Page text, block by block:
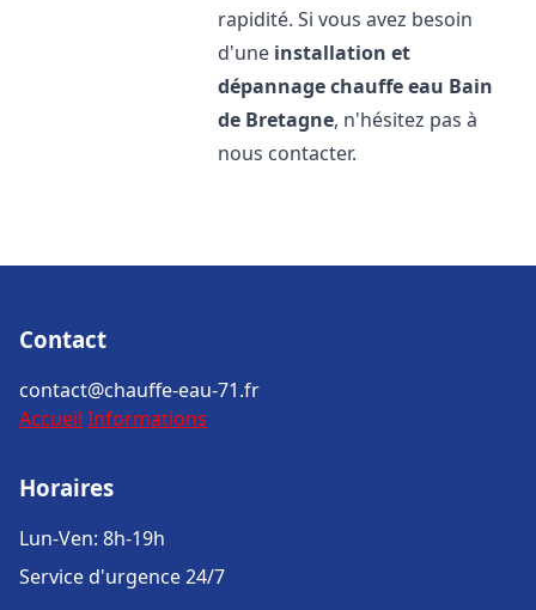
rapidité. Si vous avez besoin
d'une installation et
dépannage chauffe eau Bain
de Bretagne, n'hésitez pas à
nous contacter.
Contact
contact@chauffe-eau-71.fr
Accueil Informations
Horaires
Lun-Ven: 8h-19h
Service d'urgence 24/7